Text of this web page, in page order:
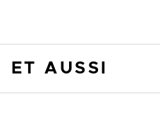
ET AUSSI